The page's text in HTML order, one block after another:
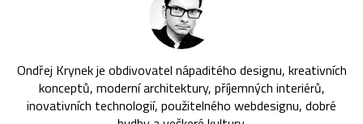
Ondřej Krynek je obdivovatel nápaditého designu, kreativních
konceptů, moderní architektury, příjemných interiérů,
inovativních technologií, použitelného webdesignu, dobré